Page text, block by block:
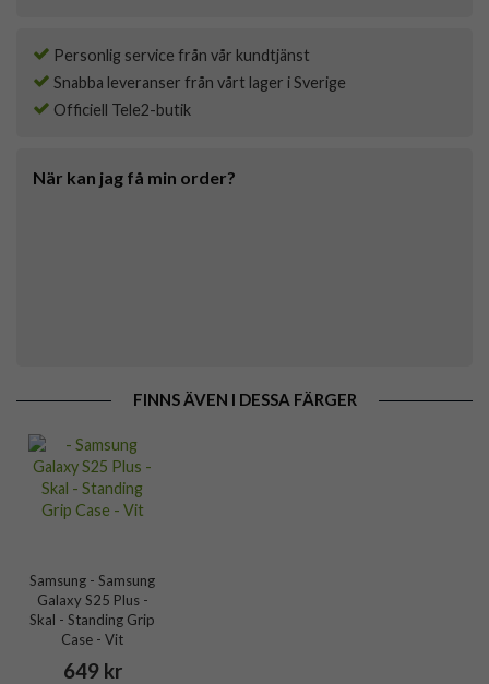
Personlig service från vår kundtjänst
Snabba leveranser från vårt lager i Sverige
Officiell Tele2-butik
När kan jag få min order?
FINNS ÄVEN I DESSA FÄRGER
Samsung - Samsung
Galaxy S25 Plus -
Skal - Standing Grip
Case - Vit
649 kr